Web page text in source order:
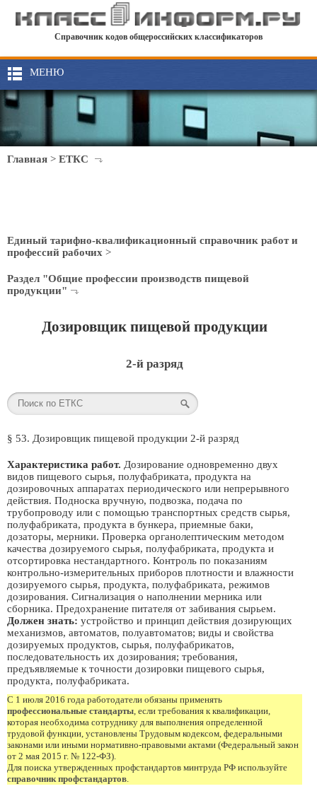
Справочник кодов общероссийских классификаторов
МЕНЮ
Главная > ЕТКС
Единый тарифно-квалификационный справочник работ и
профессий рабочих >
Раздел "Общие профессии производств пищевой
продукции"
Дозировщик пищевой продукции
2-й разряд
§ 53. Дозировщик пищевой продукции 2-й разряд
Характеристика работ. Дозирование одновременно двух
видов пищевого сырья, полуфабриката, продукта на
дозировочных аппаратах периодического или непрерывного
действия. Подноска вручную, подвозка, подача по
трубопроводу или с помощью транспортных средств сырья,
полуфабриката, продукта в бункера, приемные баки,
дозаторы, мерники. Проверка органолептическим методом
качества дозируемого сырья, полуфабриката, продукта и
отсортировка нестандартного. Контроль по показаниям
контрольно-измерительных приборов плотности и влажности
дозируемого сырья, продукта, полуфабриката, режимов
дозирования. Сигнализация о наполнении мерника или
сборника. Предохранение питателя от забивания сырьем.
Должен знать: устройство и принцип действия дозирующих
механизмов, автоматов, полуавтоматов; виды и свойства
дозируемых продуктов, сырья, полуфабрикатов,
последовательность их дозирования; требования,
предъявляемые к точности дозировки пищевого сырья,
продукта, полуфабриката.
С 1 июля 2016 года работодатели обязаны применять
профессиональные стандарты, если требования к квалификации,
которая необходима сотруднику для выполнения определенной
трудовой функции, установлены Трудовым кодексом, федеральными
законами или иными нормативно-правовыми актами (Федеральный закон
от 2 мая 2015 г. № 122-ФЗ).
Для поиска утвержденных профстандартов минтруда РФ используйте
справочник профстандартов.